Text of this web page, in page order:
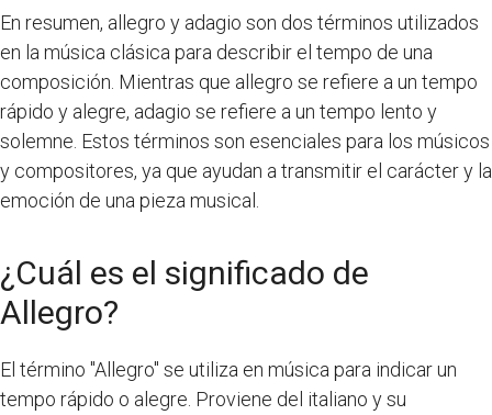
En resumen, allegro y adagio son dos términos utilizados
en la música clásica para describir el tempo de una
composición. Mientras que allegro se refiere a un tempo
rápido y alegre, adagio se refiere a un tempo lento y
solemne. Estos términos son esenciales para los músicos
y compositores, ya que ayudan a transmitir el carácter y la
emoción de una pieza musical.
¿Cuál es el significado de
Allegro?
El término "Allegro" se utiliza en música para indicar un
tempo rápido o alegre. Proviene del italiano y su